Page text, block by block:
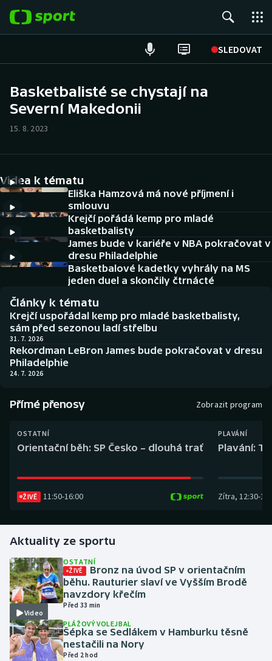
SLEDOVAT
Hokej
Cyklistika
DALŠÍ SPORTY
Americký fotbal
Baseball a softbal
Basketbal
Biatlon
Boby a skeleton
Box
Curling
Golf
Gymnastika
Házená
Jezdectví
NEPŘEHLÉDNĚTE
Historické návraty
Aplikace ČT sport
AZ kvíz
Basketbalisté se chystají na
Severní Makedonii
15. 8. 2023
Videa k tématu
Eliška Hamzová má nové příjmení i
smlouvu
Krejčí pořádá kemp pro mladé
basketbalisty
James bude v kariéře v NBA pokračovat v
dresu Philadelphie
Basketbalové kadetky vyhrály na MS
jeden duel a skončily čtrnácté
Články k tématu
Krejčí uspořádal kemp pro mladé basketbalisty,
sám před sezonou ladí střelbu
31. 7. 2026
Rekordman LeBron James bude pokračovat v dresu
Philadelphie
24. 7. 2026
Přímé přenosy Zobrazit program
OSTATNÍ
Orientační běh: SP Česko – dlouhá trať
ŽIVĚ 11:50-16:00
PLAVÁNÍ
Plavání:
Zítra, 12:30-
Aktuality ze sportu
Video
OSTATNÍ
ŽIVĚ
Bronz na úvod SP v orientačním
běhu. Rauturier slaví ve Vyšším Brodě
navzdory křečím
Před 33 min
PLÁŽOVÝ VOLEJBAL
Šépka se Sedlákem v Hamburku těsně
nestačili na Nory
Před 2 hod